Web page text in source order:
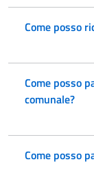
Come posso
Come posso
comunale?
Come posso